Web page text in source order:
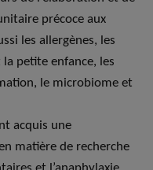
précoce aux
les allergènes, les
petite enfance, les
le microbiome et
acquis une
matière de recherche